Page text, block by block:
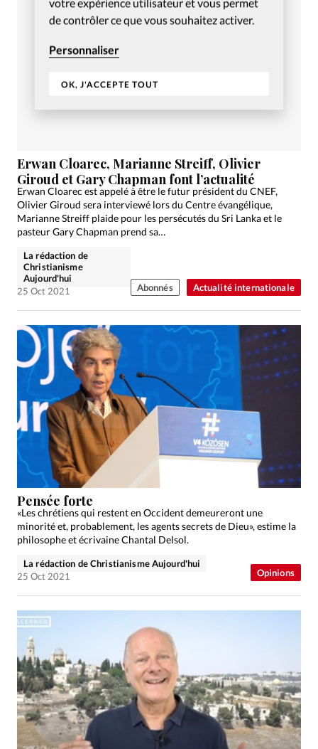
de contrôler ce que vous souhaitez activer.
Personnaliser
OK, J'ACCEPTE TOUT
Actualité internationale
Erwan Cloarec, Marianne Streiff, Olivier
Giroud et Gary Chapman font l’actualité
Erwan Cloarec est appelé à être le futur président du CNEF,
Olivier Giroud sera interviewé lors du Centre évangélique,
Marianne Streiff plaide pour les persécutés du Sri Lanka et le
pasteur Gary Chapman prend sa…
La rédaction de
Christianisme
Aujourd'hui
25 Oct 2021
Abonnés
Opinions
Pensée forte
«Les chrétiens qui restent en Occident demeureront une
minorité et, probablement, les agents secrets de Dieu», estime la
philosophe et écrivaine Chantal Delsol.
La rédaction de Christianisme Aujourd'hui
25 Oct 2021